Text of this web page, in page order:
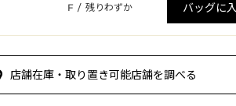
F / 残りわずか バッグに
店舗在庫・取り置き可能店舗を調べる